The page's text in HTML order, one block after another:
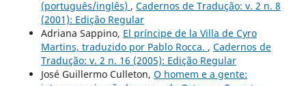
(português/inglês) , Cadernos de Tradução: v. 2 n. 8
(2001): Edição Regular
Adriana Sappino, El príncipe de la Villa de Cyro
Martins, traduzido por Pablo Rocca. , Cadernos de
Tradução: v. 2 n. 16 (2005): Edição Regular
José Guillermo Culleton, O homem e a gente: